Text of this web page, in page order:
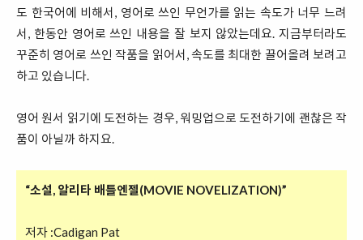
도 한국어에 비해서, 영어로 쓰인 무언가를 읽는 속도가 너무 느려
서, 한동안 영어로 쓰인 내용을 잘 보지 않았는데요. 지금부터라도
꾸준히 영어로 쓰인 작품을 읽어서, 속도를 최대한 끌어올려 보려고
하고 있습니다.
영어 원서 읽기에 도전하는 경우, 워밍업으로 도전하기에 괜찮은 작
품이 아닐까 하지요.
“소설, 알리타 배틀엔젤(MOVIE NOVELIZATION)”
저자 :Cadigan Pat